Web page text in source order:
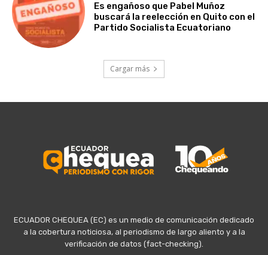
Es engañoso que Pabel Muñoz
buscará la reelección en Quito con el
Partido Socialista Ecuatoriano
Cargar más
ECUADOR CHEQUEA (EC) es un medio de comunicación dedicado
a la cobertura noticiosa, al periodismo de largo aliento y a la
verificación de datos (fact-checking).